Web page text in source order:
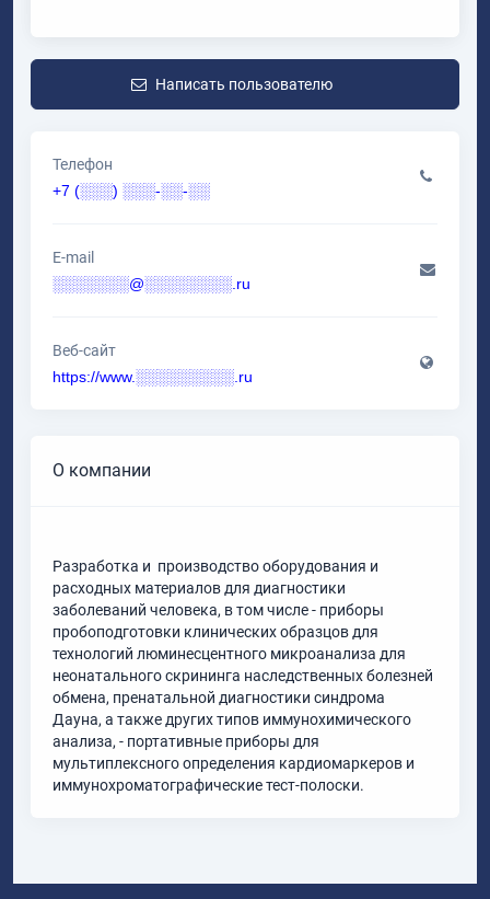
Написать пользователю
Телефон
+7 (░░░) ░░░-░░-░░
E-mail
░░░░░░░@░░░░░░░░.ru
Веб-сайт
https://www.░░░░░░░░░.ru
О компании
Разработка и производство оборудования и
расходных материалов для диагностики
заболеваний человека, в том числе - приборы
пробоподготовки клинических образцов для
технологий люминесцентного микроанализа для
неонатального скрининга наследственных болезней
обмена, пренатальной диагностики синдрома
Дауна, а также других типов иммунохимического
анализа, - портативные приборы для
мультиплексного определения кардиомаркеров и
иммунохроматографические тест-полоски.